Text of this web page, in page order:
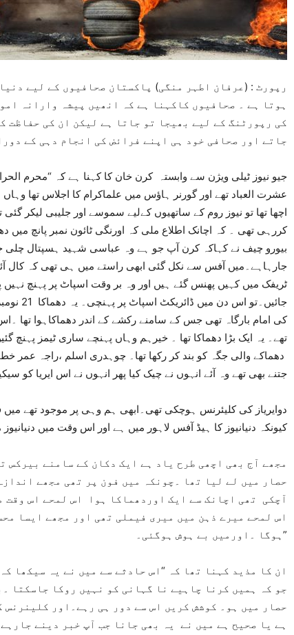
رپورٹ : (عرفان اطہر منگی) پاکستان صحافیوں کے لیے
ہوتا ہے ۔ صحافیوں کاکہنا ہے کہ انھیں پیشہ وارانہ
کی رپورٹنگ کے لیے بھیجا تو جاتا ہے لیکن ان کی حفاظت
جاتے اور صحافی خود ہی اپنے فرائض کی انجام دہی کے
جیو نیوز ٹیلی ویژن سے وابستہ کرن خان کا کہنا ہے کہ “محرم
عشرت العباد تھے اور گورنر ہاؤس میں علماکرام کا اجلاس تھا
اچھا تھا تو نیوز روم کے ساتھیوں کےلیے سموسے اور جلیبی لیکر
کررہی تھی ۔ کہ اچانک اطلاع ملی کہ اورنگی ٹائون نمبر پانچ میں
بیورو چیف نے کہاکہ کرن آپ جو ہے وہ عباسی شہید ہسپتال چلی
جارہاہے۔میں آفس سے نکل گئی ابھی راستے میں ہی تھی کہ کال
ٹریفک میں کہیں پھنس گئے ہیں اور وہ بر وقت اسپاٹ پر پہنچ نہیں
کی امام بارگاہ تھی جس کے سامنے رکشے کے اندر دھماکاہوا تھا
تھے۔ یہ ایک بڑا دھماکا تھا ۔ خیرہم وہاں پہنچے ساری ٹیمز پہنچ
دھماکے والی جگہ کو بند کر رکھا تھا۔ چوہدری اسلم ،راجہ
جتنے بھی تھے وہ آئے انہوں نے چیک کیا پھر انہوں نے اس ایریا کو
دوایریاز کی کلیئرنس ہوچکی تھی۔ابھی ہم وہی پر موجود تھے
کیونکہ دنیانیوز کا ہیڈ آفس لاہور میں ہے اور اس وقت میں
حصار میں لے لیا تھا ۔چونکہ میں فون پر تھی مجھے
آچکی تھی اچانک سے ایک اوردھماکا ہوا اس لمحے اس وقت
اس لمحے میرے ذہن میں میری فیملی تھی اور مجھے ایسا
ہوگا ۔اورمیں بے ہوش ہوگئی۔”
جو کہ ہمیں کرنا چاہیے نا گہانی کو نہیں روکا جاسکتا
حصار میں ہو۔ کوشش کریں اس سے دور ہی رہے۔اور
ہے یا صحیح ہے میں نے یہ بھی جانا جب آپ خبر دینے